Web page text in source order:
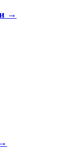
→